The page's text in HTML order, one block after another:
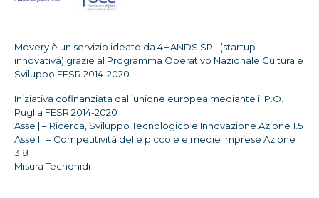
Movery è un servizio ideato da 4HANDS SRL (startup
innovativa) grazie al Programma Operativo Nazionale Cultura e
Sviluppo FESR 2014-2020.
Iniziativa cofinanziata dall’unione europea mediante il P.O.
Puglia FESR 2014-2020
Asse | – Ricerca, Sviluppo Tecnologico e Innovazione Azione 1.5
Asse III – Competitività delle piccole e medie Imprese Azione
3.8
Misura Tecnonidi